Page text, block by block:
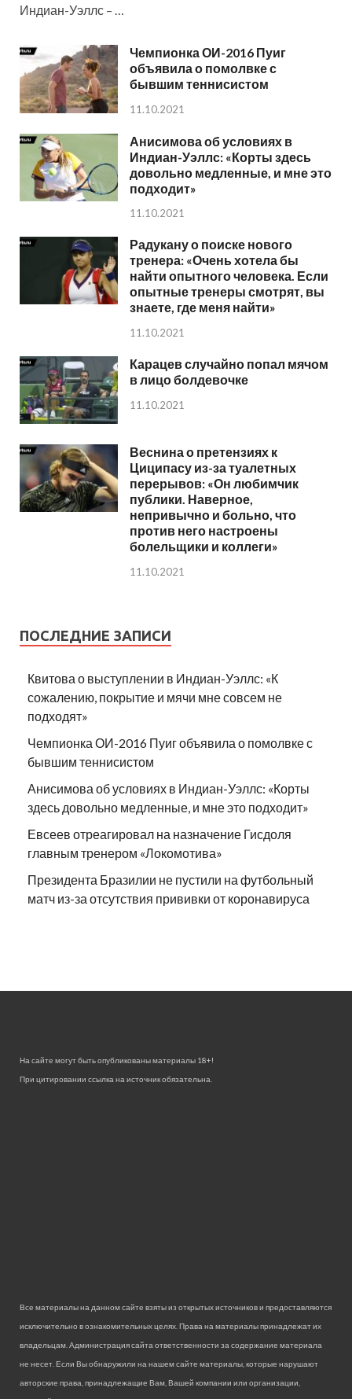
Индиан-Уэллс – …
Чемпионка ОИ-2016 Пуиг
объявила о помолвке с
бывшим теннисистом
11.10.2021
Анисимова об условиях в
Индиан-Уэллс: «Корты здесь
довольно медленные, и мне это
подходит»
11.10.2021
Радукану о поиске нового
тренера: «Очень хотела бы
найти опытного человека. Если
опытные тренеры смотрят, вы
знаете, где меня найти»
11.10.2021
Карацев случайно попал мячом
в лицо болдевочке
11.10.2021
Веснина о претензиях к
Циципасу из-за туалетных
перерывов: «Он любимчик
публики. Наверное,
непривычно и больно, что
против него настроены
болельщики и коллеги»
11.10.2021
ПОСЛЕДНИЕ ЗАПИСИ
Квитова о выступлении в Индиан-Уэллс: «К
сожалению, покрытие и мячи мне совсем не
подходят»
Чемпионка ОИ-2016 Пуиг объявила о помолвке с
бывшим теннисистом
Анисимова об условиях в Индиан-Уэллс: «Корты
здесь довольно медленные, и мне это подходит»
Евсеев отреагировал на назначение Гисдоля
главным тренером «Локомотива»
Президента Бразилии не пустили на футбольный
матч из-за отсутствия прививки от коронавируса
На сайте могут быть опубликованы материалы 18+!
При цитировании ссылка на источник обязательна.
Все материалы на данном сайте взяты из открытых источников и предоставляются
исключительно в ознакомительных целях. Права на материалы принадлежат их
владельцам. Администрация сайта ответственности за содержание материала
не несет. Если Вы обнаружили на нашем сайте материалы, которые нарушают
авторские права, принадлежащие Вам, Вашей компании или организации,